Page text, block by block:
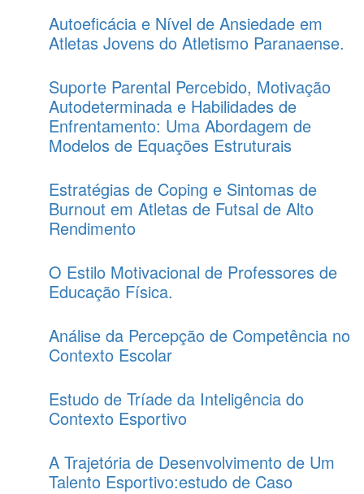
Autoeficácia e Nível de Ansiedade em
Atletas Jovens do Atletismo Paranaense.
Suporte Parental Percebido, Motivação
Autodeterminada e Habilidades de
Enfrentamento: Uma Abordagem de
Modelos de Equações Estruturais
Estratégias de Coping e Sintomas de
Burnout em Atletas de Futsal de Alto
Rendimento
O Estilo Motivacional de Professores de
Educação Física.
Análise da Percepção de Competência no
Contexto Escolar
Estudo de Tríade da Inteligência do
Contexto Esportivo
A Trajetória de Desenvolvimento de Um
Talento Esportivo:estudo de Caso